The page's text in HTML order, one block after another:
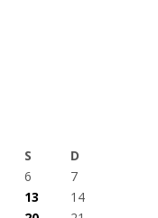
S
D
6
7
13
14